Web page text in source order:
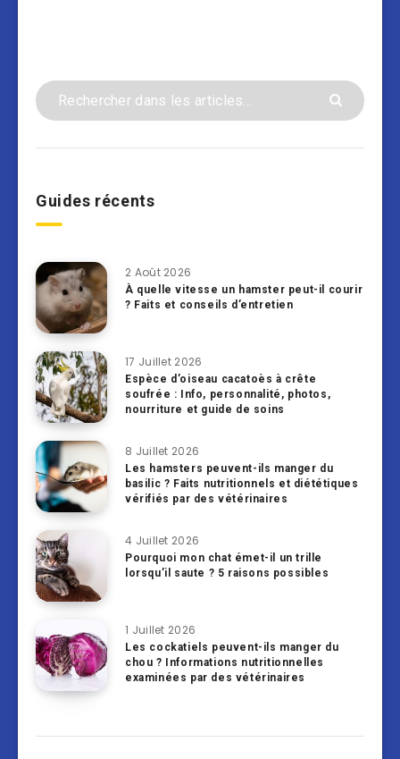
Guides récents
2 Août 2026
À quelle vitesse un hamster peut-il courir
? Faits et conseils d’entretien
17 Juillet 2026
Espèce d’oiseau cacatoès à crête
soufrée : Info, personnalité, photos,
nourriture et guide de soins
8 Juillet 2026
Les hamsters peuvent-ils manger du
basilic ? Faits nutritionnels et diététiques
vérifiés par des vétérinaires
4 Juillet 2026
Pourquoi mon chat émet-il un trille
lorsqu’il saute ? 5 raisons possibles
1 Juillet 2026
Les cockatiels peuvent-ils manger du
chou ? Informations nutritionnelles
examinées par des vétérinaires